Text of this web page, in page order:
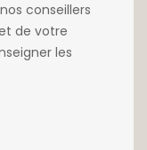
conseillers
de votre
les